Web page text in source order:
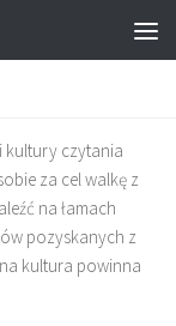
kultury czytania
za cel walkę z
na łamach
pozyskanych z
kultura powinna